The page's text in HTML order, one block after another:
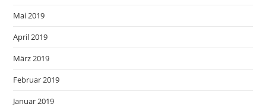
Mai 2019
April 2019
März 2019
Februar 2019
Januar 2019